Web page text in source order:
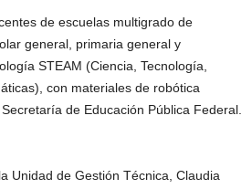
de escuelas multigrado de
general, primaria general y
STEAM (Ciencia, Tecnología,
con materiales de robótica
de Educación Pública Federal.
Unidad de Gestión Técnica, Claudia